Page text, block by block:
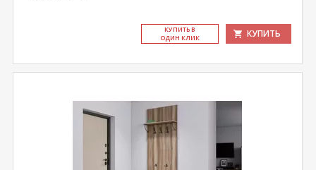
КУ­ПИТЬ В
ОДИН КЛИК
КУПИТЬ